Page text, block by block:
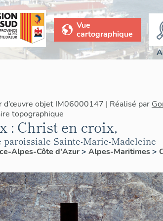
Vue
cartographique
d’œuvre objet IM06000147 | Réalisé par
topographique
: Christ en croix,
paroissiale Sainte-Marie-Madeleine
Alpes-Côte d'Azur> Alpes-Maritimes>